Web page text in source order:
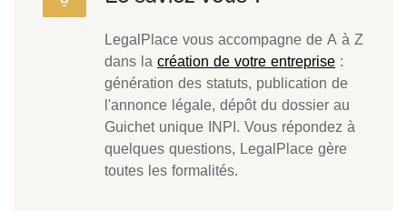
LegalPlace vous accompagne de A à Z
dans la création de votre entreprise :
génération des statuts, publication de
l'annonce légale, dépôt du dossier au
Guichet unique INPI. Vous répondez à
quelques questions, LegalPlace gère
toutes les formalités.